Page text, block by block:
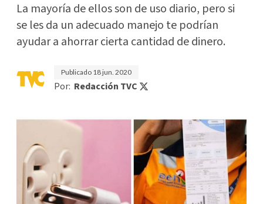
La mayoría de ellos son de uso diario, pero si
se les da un adecuado manejo te podrían
ayudar a ahorrar cierta cantidad de dinero.
Publicado 18 jun. 2020
Por: Redacción TVC